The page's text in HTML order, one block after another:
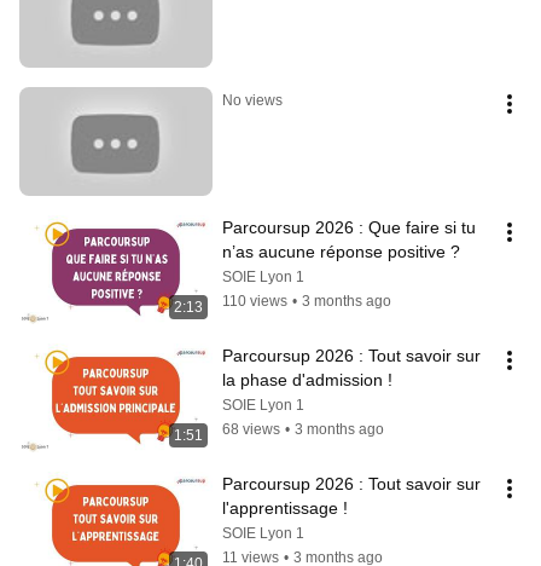
No views
2:13
Parcoursup 2026 : Que faire si tu
n’as aucune réponse positive ?
SOIE Lyon 1
110 views • 3 months ago
1:51
Parcoursup 2026 : Tout savoir sur
la phase d'admission !
SOIE Lyon 1
68 views • 3 months ago
Parcoursup 2026 : Tout savoir sur
l'apprentissage !
SOIE Lyon 1
11 views • 3 months ago